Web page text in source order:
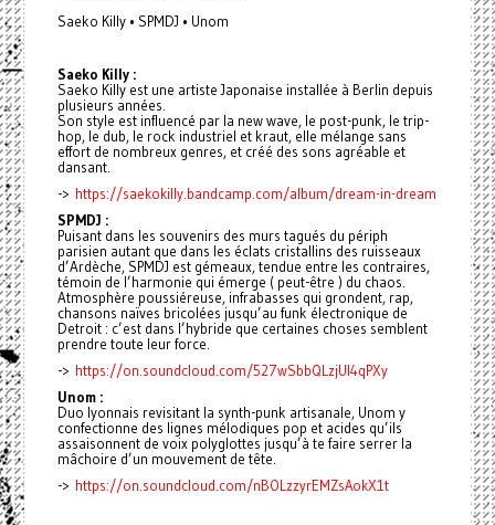
Saeko Killy • SPMDJ • Unom
Saeko Killy :
Saeko Killy est une artiste Japonaise installée à Berlin depuis
plusieurs années.
Son style est influencé par la new wave, le post-punk, le trip-
hop, le dub, le rock industriel et kraut, elle mélange sans
effort de nombreux genres, et créé des sons agréable et
dansant.
-> https://saekokilly.bandcamp.com/album/dream-in-dream
SPMDJ :
Puisant dans les souvenirs des murs tagués du périph
parisien autant que dans les éclats cristallins des ruisseaux
d’Ardèche, SPMDJ est gémeaux, tendue entre les contraires,
témoin de l’harmonie qui émerge ( peut-être ) du chaos.
Atmosphère poussiéreuse, infrabasses qui grondent, rap,
chansons naïves bricolées jusqu’au funk électronique de
Detroit : c’est dans l’hybride que certaines choses semblent
prendre toute leur force.
-> https://on.soundcloud.com/527wSbbQLzjUI4qPXy
Unom :
Duo lyonnais revisitant la synth-punk artisanale, Unom y
confectionne des lignes mélodiques pop et acides qu’ils
assaisonnent de voix polyglottes jusqu’à te faire serrer la
mâchoire d’un mouvement de tête.
-> https://on.soundcloud.com/nBOLzzyrEMZsAokX1t